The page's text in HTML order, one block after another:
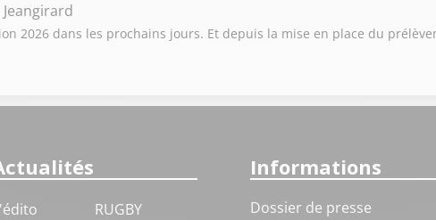
2026 dans les prochains jours. Et depuis la mise en place du
RUGBY
Informations
Dossier de presse